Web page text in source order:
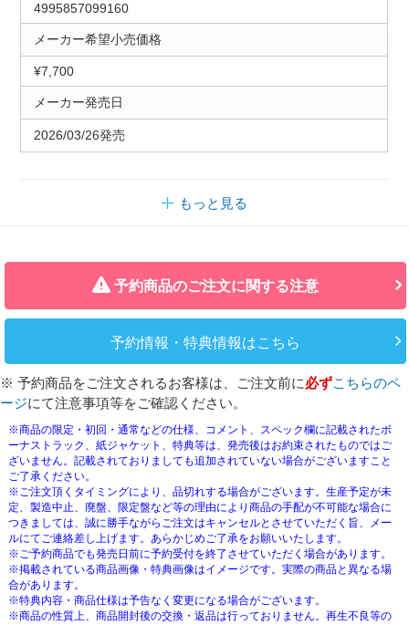
4995857099160
メーカー希望小売価格
¥7,700
メーカー発売日
2026/03/26発売
もっと見る
予約商品のご注文に関する注意
予約情報・特典情報はこちら
※ 予約商品をご注文されるお客様は、ご注文前に必ずこちらのペ
ージにて注意事項等をご確認ください。
※商品の限定・初回・通常などの仕様、コメント、スペック欄に記載されたボ
ーナストラック、紙ジャケット、特典等は、発売後はお約束されたものではご
ざいません。記載されておりましても追加されていない場合がございますこと
ご了承ください。
※ご注文頂くタイミングにより、品切れする場合がございます。生産予定が未
定、製造中止、廃盤、限定盤など等の理由により商品の手配が不可能な場合に
つきましては、誠に勝手ながらご注文はキャンセルとさせていただく旨、メー
ルにてご連絡差し上げます。あらかじめご了承をお願いいたします。
※ご予約商品でも発売日前に予約受付を終了させていただく場合があります。
※掲載されている商品画像・特典画像はイメージです。実際の商品と異なる場
合があります。
※特典内容・商品仕様は予告なく変更になる場合がございます。
※商品の性質上、商品開封後の交換・返品は行っておりません。再生不良等の